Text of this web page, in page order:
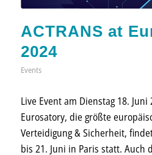
ACTRANS at
2024
Events
Live Event am Dienstag 18. Juni
Eurosatory, die größte
Verteidigung & Sicherheit,
bis 21. Juni in Paris statt. Auch